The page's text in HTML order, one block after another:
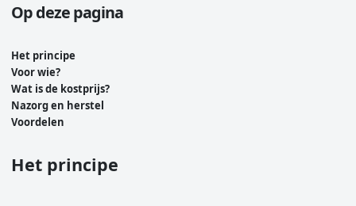
Op deze pagina
Het principe
Voor wie?
Wat is de kostprijs?
Nazorg en herstel
Voordelen
Het principe